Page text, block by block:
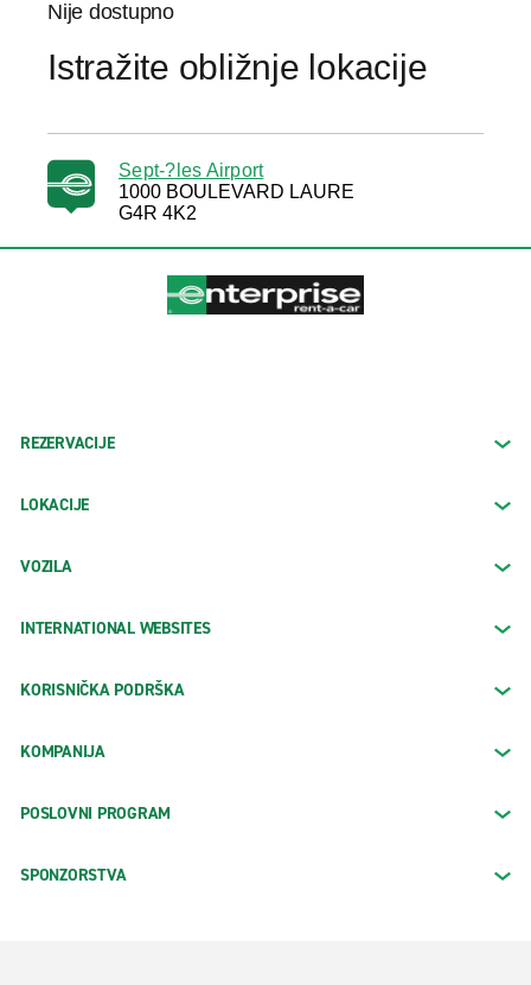
Nije dostupno
Istražite obližnje lokacije
Sept-?les Airport
1000 BOULEVARD LAURE
G4R 4K2
REZERVACIJE
LOKACIJE
VOZILA
INTERNATIONAL WEBSITES
KORISNIČKA PODRŠKA
KOMPANIJA
POSLOVNI PROGRAM
SPONZORSTVA